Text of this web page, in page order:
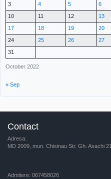
October 2022
3
4 5 6
10
11 12 13
17
18 19 20
24
25 26 27
31
« Sep
Contact
Adresa:
MD 2009, mun. Chisinau Str. Gh. Asachi 21
Admitere: 067458026